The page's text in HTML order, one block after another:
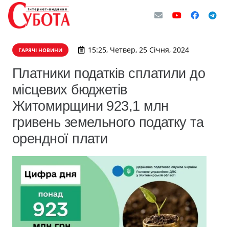
ГАРЯЧІ НОВИНИ 15:25, Четвер, 25 Січня, 2024
Платники податків сплатили до
місцевих бюджетів
Житомирщини 923,1 млн
гривень земельного податку та
орендної плати